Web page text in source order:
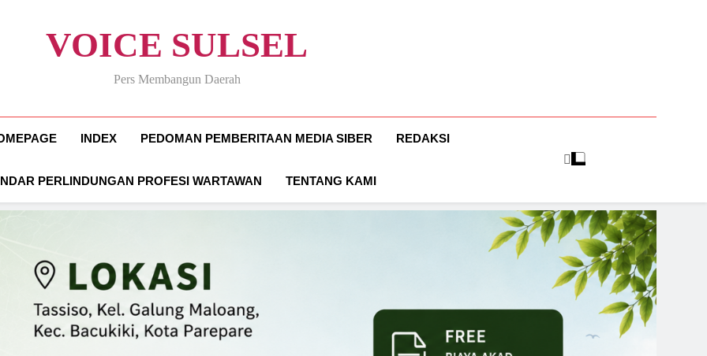
VOICE SULSEL
Pers Membangun Daerah
INDEX PEDOMAN PEMBERITAAN MEDIA SIBER REDAKSI
PERLINDUNGAN PROFESI WARTAWAN TENTANG KAMI